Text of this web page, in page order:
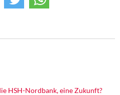
HSH-Nordbank, eine Zukunft?